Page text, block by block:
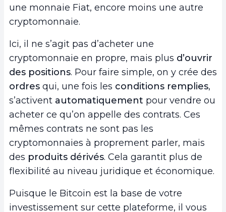
une monnaie Fiat, encore moins une autre
cryptomonnaie.
Ici, il ne s’agit pas d’acheter une
cryptomonnaie en propre, mais plus d’ouvrir
des positions. Pour faire simple, on y crée des
ordres qui, une fois les conditions remplies,
s’activent automatiquement pour vendre ou
acheter ce qu’on appelle des contrats. Ces
mêmes contrats ne sont pas les
cryptomonnaies à proprement parler, mais
des produits dérivés. Cela garantit plus de
flexibilité au niveau juridique et économique.
Puisque le Bitcoin est la base de votre
investissement sur cette plateforme, il vous